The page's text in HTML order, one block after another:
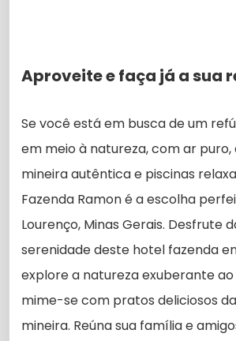
Aproveite e faça já a sua
Se você está em busca de um
em meio à natureza, com ar puro,
mineira autêntica e piscinas
Fazenda Ramon é a escolha
Lourenço, Minas Gerais. Desfrute
serenidade deste hotel fazenda
explore a natureza exuberante
mime-se com pratos deliciosos
mineira. Reúna sua família e